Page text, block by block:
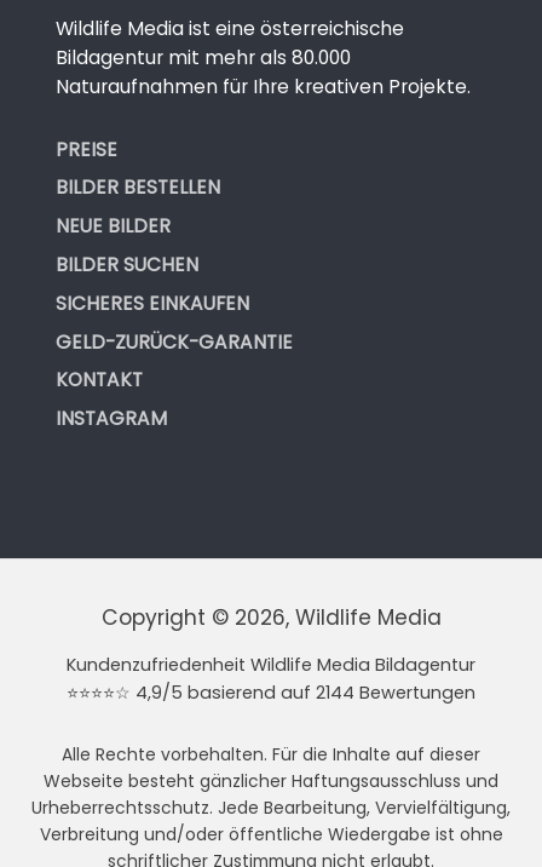
Wildlife Media ist eine österreichische
Bildagentur mit mehr als 80.000
Naturaufnahmen für Ihre kreativen Projekte.
PREISE
BILDER BESTELLEN
NEUE BILDER
BILDER SUCHEN
SICHERES EINKAUFEN
GELD-ZURÜCK-GARANTIE
KONTAKT
INSTAGRAM
Copyright © 2026, Wildlife Media
Kundenzufriedenheit Wildlife Media Bildagentur
⭐⭐⭐⭐☆ 4,9/5 basierend auf 2144 Bewertungen
Alle Rechte vorbehalten. Für die Inhalte auf dieser
Webseite besteht gänzlicher Haftungsausschluss und
Urheberrechtsschutz. Jede Bearbeitung, Vervielfältigung,
Verbreitung und/oder öffentliche Wiedergabe ist ohne
schriftlicher Zustimmung nicht erlaubt.